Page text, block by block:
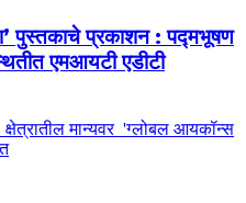
पुस्तकाचे प्रकाशन : पद्मभूषण
एमआयटी एडीटी